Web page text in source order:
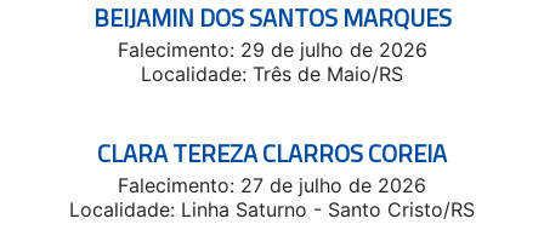
BEIJAMIN DOS SANTOS MARQUES
Falecimento: 29 de julho de 2026
Localidade: Três de Maio/RS
CLARA TEREZA CLARROS COREIA
Falecimento: 27 de julho de 2026
Localidade: Linha Saturno - Santo Cristo/RS